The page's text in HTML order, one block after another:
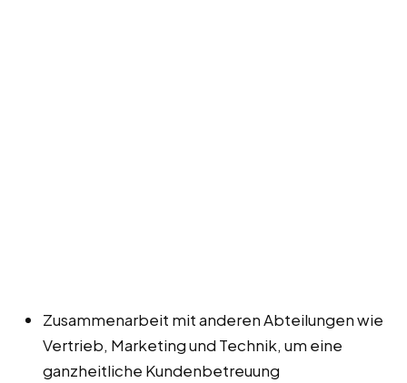
Zusammenarbeit mit anderen Abteilungen wie
Vertrieb, Marketing und Technik, um eine
ganzheitliche Kundenbetreuung